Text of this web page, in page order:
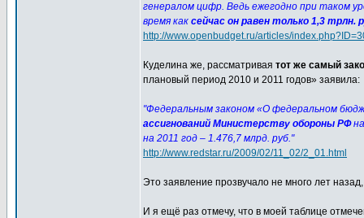
генералом цифр. Ведь ежегодно при таком
время как сейчас он равен только 1,3 трлн.
http://www.openbudget.ru/articles/
Куделина же, рассматривая тот же самый
плановый период 2010 и 2011 годов» заявила:
"Федеральным законом «О федеральном
ассигнований Министерству обороны РФна
на 2011 год – 1.476,7 млрд. руб."
http://www.redstar.ru/2009/02/11_02/2_01.html
Это заявление прозвучало не много лет
И я ещё раз отмечу, что в моей таблице